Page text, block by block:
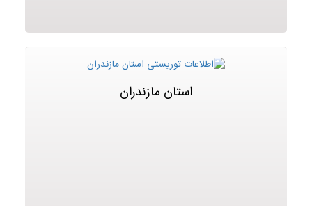
استان مازندران